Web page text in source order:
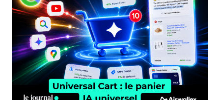
DOMINER
LA
MODE
EN
EUROPE